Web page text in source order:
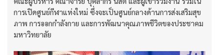
การเปิดศูนย์กีฬาแห่งใหม่ ซึ่งจะเป็นศูนย์กลางด้านการส่งเสริมสุข
ภาพ การออกกำลังกาย และการพัฒนาคุณภาพชีวิตของประชาคม
มหาวิทยาลัย